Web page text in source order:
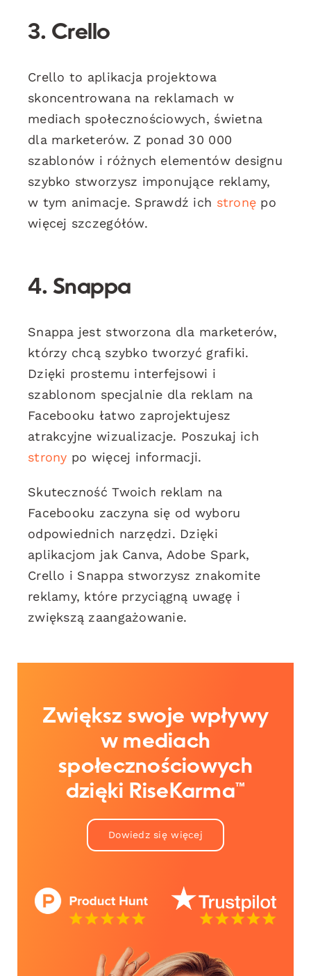
3. Crello
Crello to aplikacja projektowa
skoncentrowana na reklamach w
mediach społecznościowych, świetna
dla marketerów. Z ponad 30 000
szablonów i różnych elementów designu
szybko stworzysz imponujące reklamy,
w tym animacje. Sprawdź ich stronę po
więcej szczegółów.
4. Snappa
Snappa jest stworzona dla marketerów,
którzy chcą szybko tworzyć grafiki.
Dzięki prostemu interfejsowi i
szablonom specjalnie dla reklam na
Facebooku łatwo zaprojektujesz
atrakcyjne wizualizacje. Poszukaj ich
strony po więcej informacji.
Skuteczność Twoich reklam na
Facebooku zaczyna się od wyboru
odpowiednich narzędzi. Dzięki
aplikacjom jak Canva, Adobe Spark,
Crello i Snappa stworzysz znakomite
reklamy, które przyciągną uwagę i
zwiększą zaangażowanie.
Zwiększ swoje wpływy
w mediach
społecznościowych
dzięki RiseKarma™
Dowiedz się więcej